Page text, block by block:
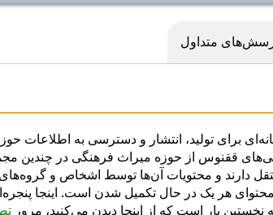
متداول
برای تولید، انتشار و دسترسی به اطلاعات
ققنوس از حوزه میراث فرهنگی در چندین
دارند و محتویات آن‌ها توسط اشخاص و
محتوای هر یک در حال تکمیل شدن است. اینجا
بار است که از اینجا دیدن می‌کنید، مرور